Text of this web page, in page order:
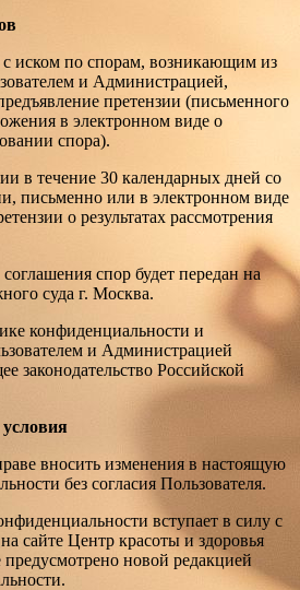
иском по спорам, возникающим из
и Администрацией,
претензии (письменного
в электронном виде о
спора).
в течение 30 календарных дней со
письменно или в электронном виде
о результатах рассмотрения
спор будет передан на
суда г. Москва.
конфиденциальности и
и Администрацией
законодательство Российской
вносить изменения в настоящую
без согласия Пользователя.
вступает в силу с
сайте Центр красоты и здоровья
новой редакцией